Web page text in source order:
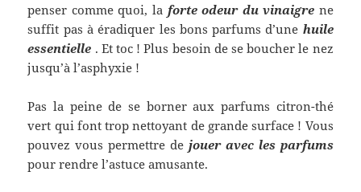
penser comme quoi, la forte odeur du vinaigre ne
suffit pas à éradiquer les bons parfums d’une huile
essentielle . Et toc ! Plus besoin de se boucher le nez
jusqu’à l’asphyxie !
Pas la peine de se borner aux parfums citron-thé
vert qui font trop nettoyant de grande surface ! Vous
pouvez vous permettre de jouer avec les parfums
pour rendre l’astuce amusante.